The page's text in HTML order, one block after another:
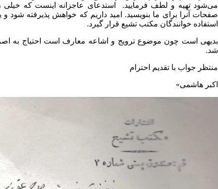
می‌شود تهیه و لطف فرمایید. استدعای عاجزانه اینست که
صفحات آنرا برای ما بنویسید. امید داریم که خواهش پذیرفته شود
استفاده خوانندگان مکتب تشیع قرار گیرد.
بدیهی است چون موضوع ترویج و اشاعه معارف است احتیاج به
شد.
منتظر جواب با تقدیم احترام
اکبر هاشمی»